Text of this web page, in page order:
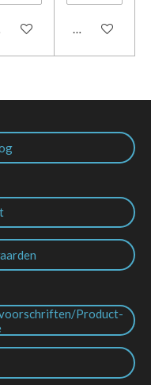
winkelwagenIn
Product-